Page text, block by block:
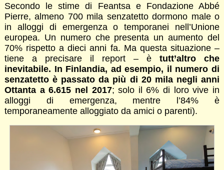
Secondo le stime di Feantsa e Fondazione Abbé
Pierre, almeno 700 mila senzatetto dormono male o
in alloggi di emergenza o temporanei nell’Unione
europea. Un numero che presenta un aumento del
70% rispetto a dieci anni fa. Ma questa situazione –
tiene a precisare il report – ètutt’altro che
inevitabile. In Finlandia, ad esempio, il numero di
senzatetto è passato da più di 20 mila negli anni
Ottanta a 6.615 nel 2017; solo il 6% di loro vive in
alloggi di emergenza, mentre l’84% è
temporaneamente alloggiato da amici o parenti).